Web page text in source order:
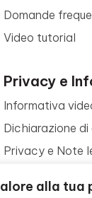
alla tua
Domande
Video tutorial
Privacy e
Informativa
Dichiarazione
Privacy e Note